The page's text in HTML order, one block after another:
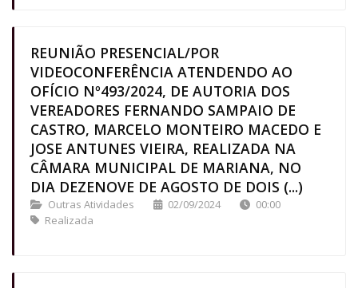
REUNIÃO PRESENCIAL/POR
VIDEOCONFERÊNCIA ATENDENDO AO
OFÍCIO Nº493/2024, DE AUTORIA DOS
VEREADORES FERNANDO SAMPAIO DE
CASTRO, MARCELO MONTEIRO MACEDO E
JOSE ANTUNES VIEIRA, REALIZADA NA
CÂMARA MUNICIPAL DE MARIANA, NO
DIA DEZENOVE DE AGOSTO DE DOIS (...)
Outras Atividades 02/09/2024
00:00
Realizada